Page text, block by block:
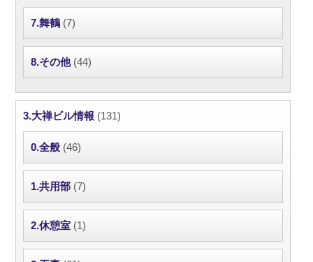
7.舞鶴 (7)
8.その他(44)
3.大禅ビル情報 (131)
0.全般 (46)
1.共用部 (7)
2.休憩室 (1)